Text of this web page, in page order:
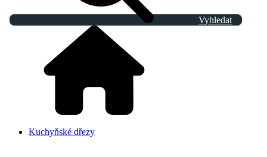
Vyhledat
Kuchyňské dřezy